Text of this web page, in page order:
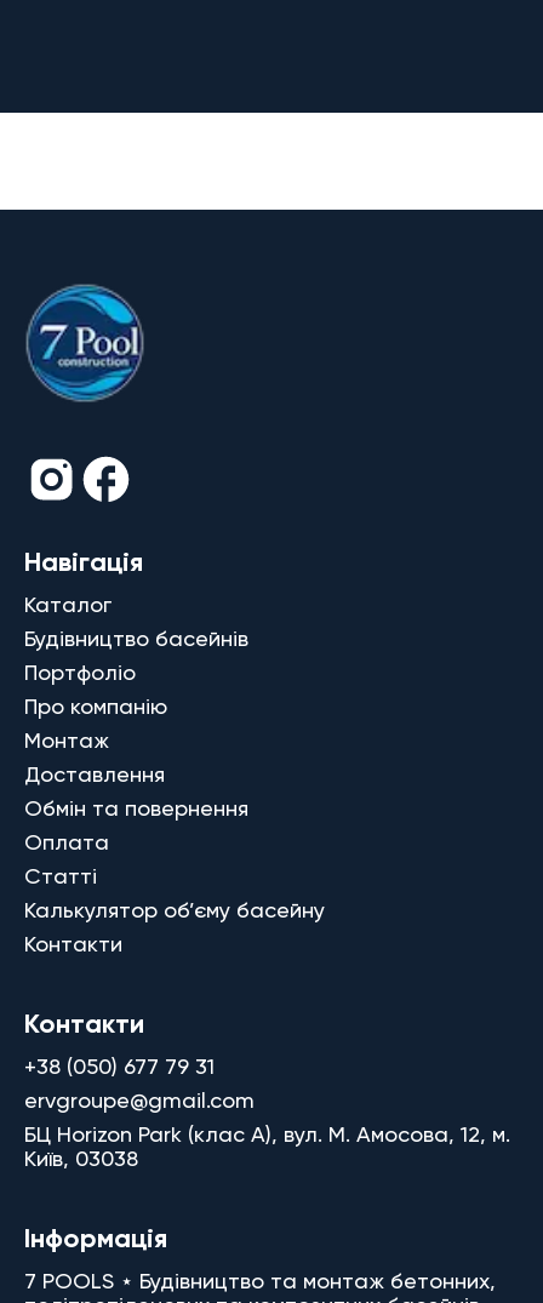
Навігація
Каталог
Будівництво басейнів
Портфоліо
Про компанію
Монтаж
Доставлення
Обмін та повернення
Оплата
Статті
Калькулятор об’єму басейну
Контакти
Контакти
+38 (050) 677 79 31
ervgroupe@gmail.com
БЦ Horizon Park (клас A), вул. М. Амосова, 12, м.
Київ, 03038
Інформація
7 POOLS ⋆ Будівництво та монтаж бетонних,